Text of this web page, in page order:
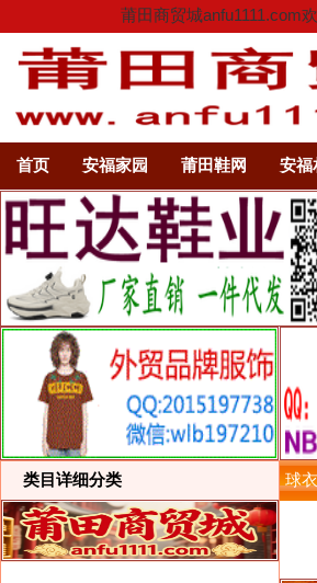
莆田商贸城anfu1111.com
首页 安福家园 莆田鞋网 安福
类目详细分类 球